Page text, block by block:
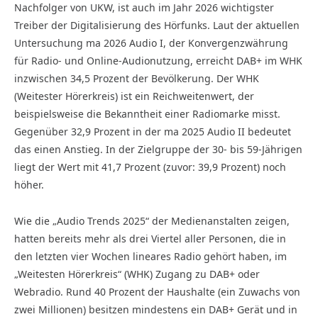
Nachfolger von UKW, ist auch im Jahr 2026 wichtigster
Treiber der Digitalisierung des Hörfunks. Laut der aktuellen
Untersuchung ma 2026 Audio I, der Konvergenzwährung
für Radio- und Online-Audionutzung, erreicht DAB+ im WHK
inzwischen 34,5 Prozent der Bevölkerung. Der WHK
(Weitester Hörerkreis) ist ein Reichweitenwert, der
beispielsweise die Bekanntheit einer Radiomarke misst.
Gegenüber 32,9 Prozent in der ma 2025 Audio II bedeutet
das einen Anstieg. In der Zielgruppe der 30- bis 59-Jährigen
liegt der Wert mit 41,7 Prozent (zuvor: 39,9 Prozent) noch
höher.
Wie die „Audio Trends 2025“ der Medienanstalten zeigen,
hatten bereits mehr als drei Viertel aller Personen, die in
den letzten vier Wochen lineares Radio gehört haben, im
„Weitesten Hörerkreis“ (WHK) Zugang zu DAB+ oder
Webradio. Rund 40 Prozent der Haushalte (ein Zuwachs von
zwei Millionen) besitzen mindestens ein DAB+ Gerät und in